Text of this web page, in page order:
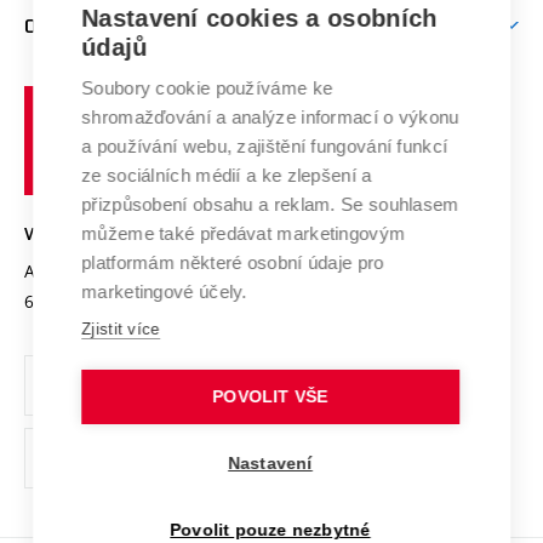
E-přihláška
Doktorské studium
Podpora podnikání
Mezinárodní vědecká rada
Systém zajišťování kvality výzkumu
Výzkumné infrastruktury
Transfer znalostí
Open Science
Projekty
Projekty ze strukturálních fondů
Specifický výzkum
Zahraniční spolupráce
Spolupráce se školami
Služby univerzity
Mezinárodní dohody
Univerzitní sítě
O UNIVERZITĚ
Profil univerzity
Udržitelná univerzita
Podnikavá univerzita / ContriBUTe
Bezpečná univerzita
Vyznamenání
Organizační struktura
Ochrana osobních údajů
odkaz)
učení
technické
VYSOKÉ UČENÍ TECHNICKÉ V BRNĚ
Antonínská 548/1
602 00 Brno
www.vut.cz
vut@vutbr.cz
Nastavení cookies a osobních
údajů
Soubory cookie používáme ke
shromažďování a analýze informací o výkonu
a používání webu, zajištění fungování funkcí
ze sociálních médií a ke zlepšení a
přizpůsobení obsahu a reklam. Se souhlasem
můžeme také předávat marketingovým
platformám některé osobní údaje pro
marketingové účely.
Zjistit více
POVOLIT VŠE
Nastavení
Povolit pouze nezbytné